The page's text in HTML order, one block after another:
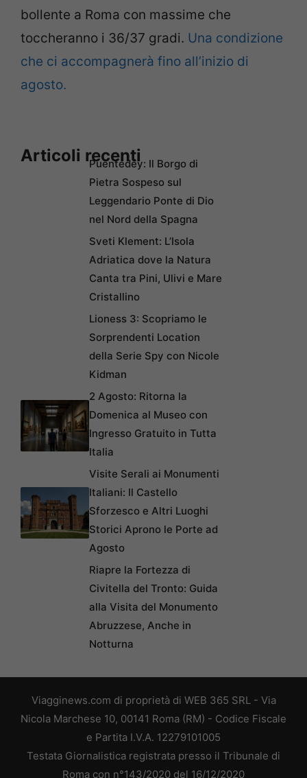
bollente a Roma con massime che
toccheranno i 36/37 gradi. Una condizione
che ci accompagnerà fino all’inizio di
agosto.
Articoli recentiPuentedey: Il Borgo di
Pietra Sospeso sul
Leggendario Ponte di Dio
nel Nord della Spagna
Sveti Klement: L’Isola
Adriatica dove la Natura
Canta tra Pini, Ulivi e Mare
Cristallino
Lioness 3: Scopriamo le
Sorprendenti Location
della Serie Spy con Nicole
Kidman
2 Agosto: Ritorna la
Domenica al Museo con
Ingresso Gratuito in Tutta
Italia
Visite Serali ai Monumenti
Italiani: Il Castello
Sforzesco e Altri Luoghi
Storici Aprono le Porte ad
Agosto
Riapre la Fortezza di
Civitella del Tronto: Guida
alla Visita del Monumento
Abruzzese, Anche in
Notturna
Viagginews.com di proprietà di WEB 365 SRL - Via
Nicola Marchese 10, 00141 Roma (RM) - Codice Fiscale
e Partita I.V.A. 12279101005
Testata Giornalistica registrata presso il Tribunale di
Roma con n°143/2020 del 16/12/2020